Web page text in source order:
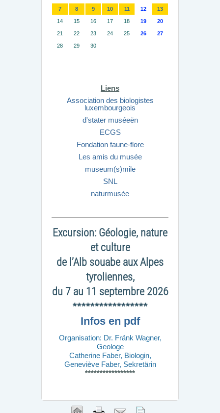
7 8 9 10 11 12 13
14 15 16 17 18 19 20
21 22 23 24 25 26 27
28 29 30
Liens
Association des biologistes
luxembourgeois
d'stater muséeën
ECGS
Fondation faune-flore
Les amis du musée
museum(s)mile
SNL
naturmusée
Excursion: Géologie, nature
et culture
de l’Alb souabe aux Alpes
tyroliennes,
du 7 au 11 septembre 2026
*****************
Infos en pdf
Organisation: Dr. Fränk Wagner,
Geologe
Catherine Faber, Biologin,
Geneviève Faber, Sekretärin
*****************